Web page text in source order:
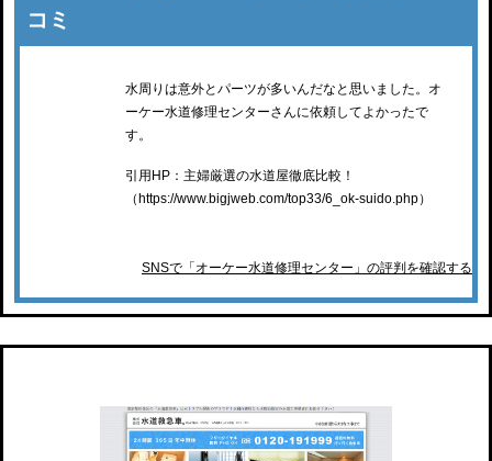
コミ
水周りは意外とパーツが多いんだなと思いました。オ
ーケー水道修理センターさんに依頼してよかったで
す。
引用HP：主婦厳選の水道屋徹底比較！
（https://www.bigjweb.com/top33/6_ok-suido.php）
SNSで「オーケー水道修理センター」の評判を確認する